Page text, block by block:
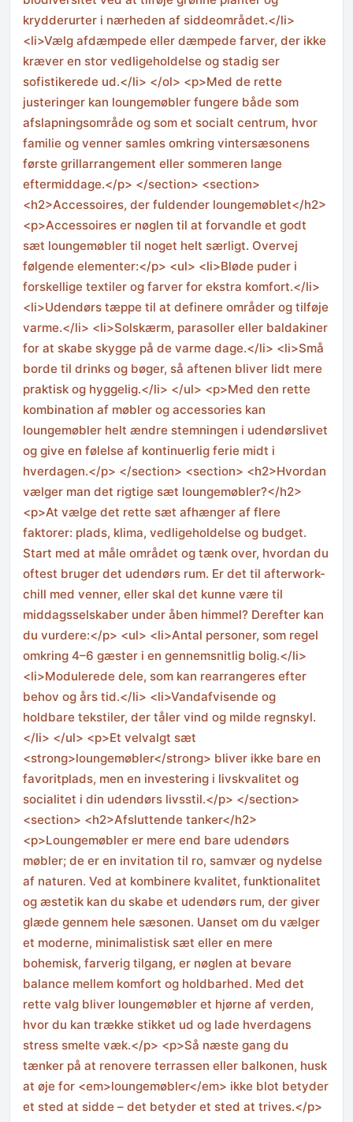
krydderurter i nærheden af siddeområdet.</li>
<li>Vælg afdæmpede eller dæmpede farver, der ikke
kræver en stor vedligeholdelse og stadig ser
sofistikerede ud.</li> </ol> <p>Med de rette
justeringer kan loungemøbler fungere både som
afslapningsområde og som et socialt centrum, hvor
familie og venner samles omkring vintersæsonens
første grillarrangement eller sommeren lange
eftermiddage.</p> </section> <section>
<h2>Accessoires, der fuldender loungemøblet</h2>
<p>Accessoires er nøglen til at forvandle et godt
sæt loungemøbler til noget helt særligt. Overvej
følgende elementer:</p> <ul> <li>Bløde puder i
forskellige textiler og farver for ekstra komfort.</li>
<li>Udendørs tæppe til at definere områder og tilføje
varme.</li> <li>Solskærm, parasoller eller baldakiner
for at skabe skygge på de varme dage.</li> <li>Små
borde til drinks og bøger, så aftenen bliver lidt mere
praktisk og hyggelig.</li> </ul> <p>Med den rette
kombination af møbler og accessories kan
loungemøbler helt ændre stemningen i udendørslivet
og give en følelse af kontinuerlig ferie midt i
hverdagen.</p> </section> <section> <h2>Hvordan
vælger man det rigtige sæt loungemøbler?</h2>
<p>At vælge det rette sæt afhænger af flere
faktorer: plads, klima, vedligeholdelse og budget.
Start med at måle området og tænk over, hvordan du
oftest bruger det udendørs rum. Er det til afterwork-
chill med venner, eller skal det kunne være til
middagsselskaber under åben himmel? Derefter kan
du vurdere:</p> <ul> <li>Antal personer, som regel
omkring 4–6 gæster i en gennemsnitlig bolig.</li>
<li>Modulerede dele, som kan rearrangeres efter
behov og års tid.</li> <li>Vandafvisende og
holdbare tekstiler, der tåler vind og milde regnskyl.
</li> </ul> <p>Et velvalgt sæt
<strong>loungemøbler</strong> bliver ikke bare en
favoritplads, men en investering i livskvalitet og
socialitet i din udendørs livsstil.</p> </section>
<section> <h2>Afsluttende tanker</h2>
<p>Loungemøbler er mere end bare udendørs
møbler; de er en invitation til ro, samvær og nydelse
af naturen. Ved at kombinere kvalitet, funktionalitet
og æstetik kan du skabe et udendørs rum, der giver
glæde gennem hele sæsonen. Uanset om du vælger
et moderne, minimalistisk sæt eller en mere
bohemisk, farverig tilgang, er nøglen at bevare
balance mellem komfort og holdbarhed. Med det
rette valg bliver loungemøbler et hjørne af verden,
hvor du kan trække stikket ud og lade hverdagens
stress smelte væk.</p> <p>Så næste gang du
tænker på at renovere terrassen eller balkonen, husk
at øje for <em>loungemøbler</em> ikke blot betyder
et sted at sidde – det betyder et sted at trives.</p>